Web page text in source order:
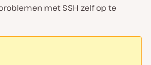
met SSH zelf op te